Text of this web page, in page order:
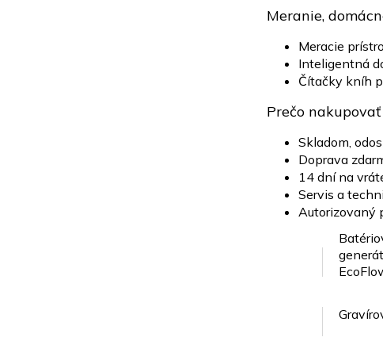
Meranie,
Meracie
Inteligentná
Čítačky kníh
Prečo
Skladom,
Doprava
14 dní na
Servis a
Autorizovaný